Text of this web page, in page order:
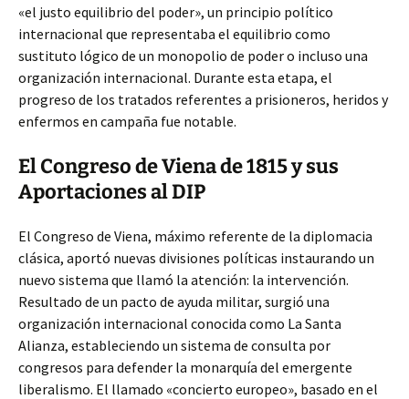
«el justo equilibrio del poder», un principio político
internacional que representaba el equilibrio como
sustituto lógico de un monopolio de poder o incluso una
organización internacional. Durante esta etapa, el
progreso de los tratados referentes a prisioneros, heridos y
enfermos en campaña fue notable.
El Congreso de Viena de 1815 y sus
Aportaciones al DIP
El Congreso de Viena, máximo referente de la diplomacia
clásica, aportó nuevas divisiones políticas instaurando un
nuevo sistema que llamó la atención: la intervención.
Resultado de un pacto de ayuda militar, surgió una
organización internacional conocida como La Santa
Alianza, estableciendo un sistema de consulta por
congresos para defender la monarquía del emergente
liberalismo. El llamado «concierto europeo», basado en el